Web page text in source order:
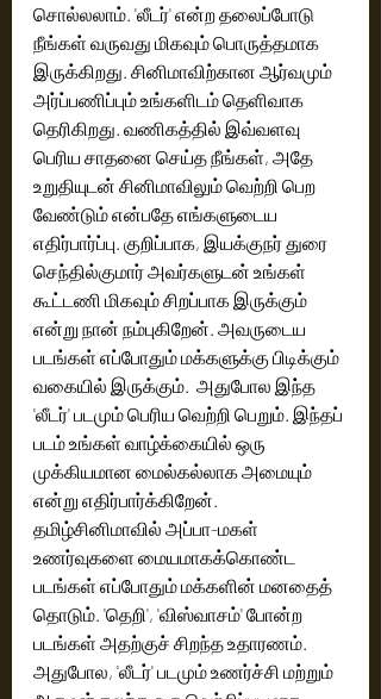
சொல்லலாம். 'லீடர்' என்ற தலைப்போடு
நீங்கள் வருவது மிகவும் பொருத்தமாக
இருக்கிறது. சினிமாவிற்கான ஆர்வமும்
அர்ப்பணிப்பும் உங்களிடம் தெளிவாக
தெரிகிறது. வணிகத்தில் இவ்வளவு
பெரிய சாதனை செய்த நீங்கள், அதே
உறுதியுடன் சினிமாவிலும் வெற்றி பெற
வேண்டும் என்பதே எங்களுடைய
எதிர்பார்ப்பு. குறிப்பாக, இயக்குநர் துரை
செந்தில்குமார் அவர்களுடன் உங்கள்
கூட்டணி மிகவும் சிறப்பாக இருக்கும்
என்று நான் நம்புகிறேன். அவருடைய
படங்கள் எப்போதும் மக்களுக்கு பிடிக்கும்
வகையில் இருக்கும்.  அதுபோல இந்த
'லீடர்' படமும் பெரிய வெற்றி பெறும். இந்தப்
படம் உங்கள் வாழ்க்கையில் ஒரு
முக்கியமான மைல்கல்லாக அமையும்
என்று எதிர்பார்க்கிறேன்.
தமிழ்சினிமாவில் அப்பா-மகள்
உணர்வுகளை மையமாகக்கொண்ட
படங்கள் எப்போதும் மக்களின் மனதைத்
தொடும். 'தெறி', 'விஸ்வாசம்' போன்ற
படங்கள் அதற்குச் சிறந்த உதாரணம்.
அதுபோல, 'லீடர்' படமும் உணர்ச்சி மற்றும்